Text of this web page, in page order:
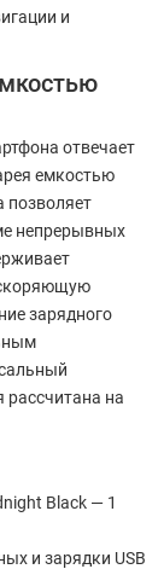
и
отвечает
емкостью
непрерывных
зарядного
рассчитана на
Black — 1
и зарядки USB